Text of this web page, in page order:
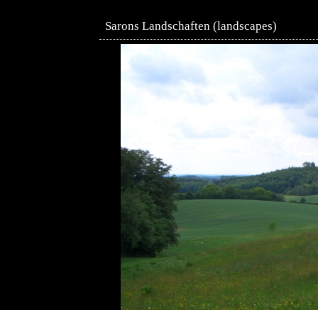
Sarons Landschaften (landscapes)